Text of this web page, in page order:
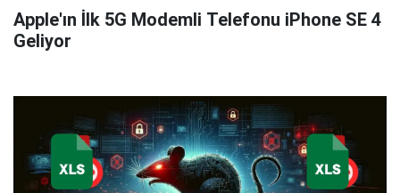
Apple'ın İlk 5G Modemli Telefonu iPhone SE 4
Geliyor